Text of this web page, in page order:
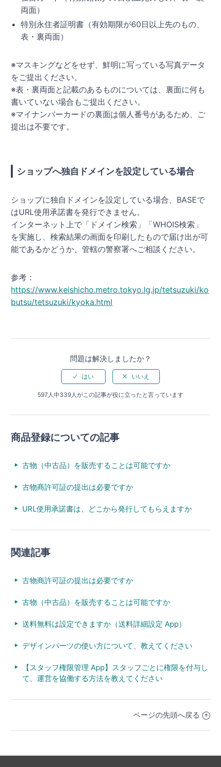
両面）
特別永住者証明書（有効期限が60日以上先のもの、
表・裏両面）
※マスキングなどをせず、鮮明に写っている写真データ
をご提出ください。
※表・裏両面と記載のあるものについては、裏面に何も
書いていない場合もご提出ください。
※マイナンバーカードの裏面は個人番号があるため、ご
提出は不要です。
ショップへ独自ドメインを設定している場合
ショップに独自ドメインを設定している場合、BASEで
はURL使用承諾書を発行できません。
インターネット上で「ドメイン検索」「WHOIS検索」
を実施し、検索結果の画面を印刷したもので届け出が可
能であるかどうか、管轄の警察署へご相談ください。
参考：
https://www.keishicho.metro.tokyo.lg.jp/tetsuzuki/ko
butsu/tetsuzuki/kyoka.html
問題は解決しましたか？
597人中339人がこの記事が役に立ったと言っています
商品登録についての記事
古物（中古品）を販売することは可能ですか
古物商許可証の提出は必要ですか
URL使用承諾書は、どこから発行してもらえますか
関連記事
古物商許可証の提出は必要ですか
古物（中古品）を販売することは可能ですか
送料無料は設定できますか（送料詳細設定 App）
デザインパーツの使い方について、教えてください
【スタッフ権限管理 App】スタッフごとに権限を付与し
て、運営を協働する方法を教えてください
ページの先頭へ戻る